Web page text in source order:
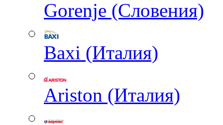
Gorenje (Словения)
Baxi (Италия)
Ariston (Италия)